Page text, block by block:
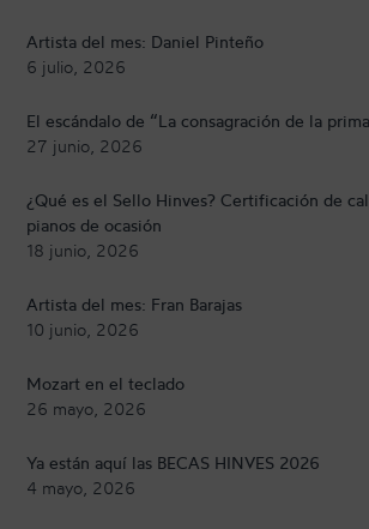
Artista del mes: Daniel Pinteño
6 julio, 2026
El escándalo de “La consagración de la
27 junio, 2026
¿Qué es el Sello Hinves? Certificación de
pianos de ocasión
18 junio, 2026
Artista del mes: Fran Barajas
10 junio, 2026
Mozart en el teclado
26 mayo, 2026
Ya están aquí las BECAS HINVES 2026
4 mayo, 2026